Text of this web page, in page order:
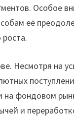
Особое
её
Несмотря на
на фондовом
и